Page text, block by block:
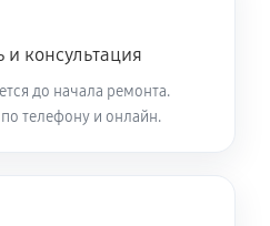
и консультация
до начала ремонта.
телефону и онлайн.